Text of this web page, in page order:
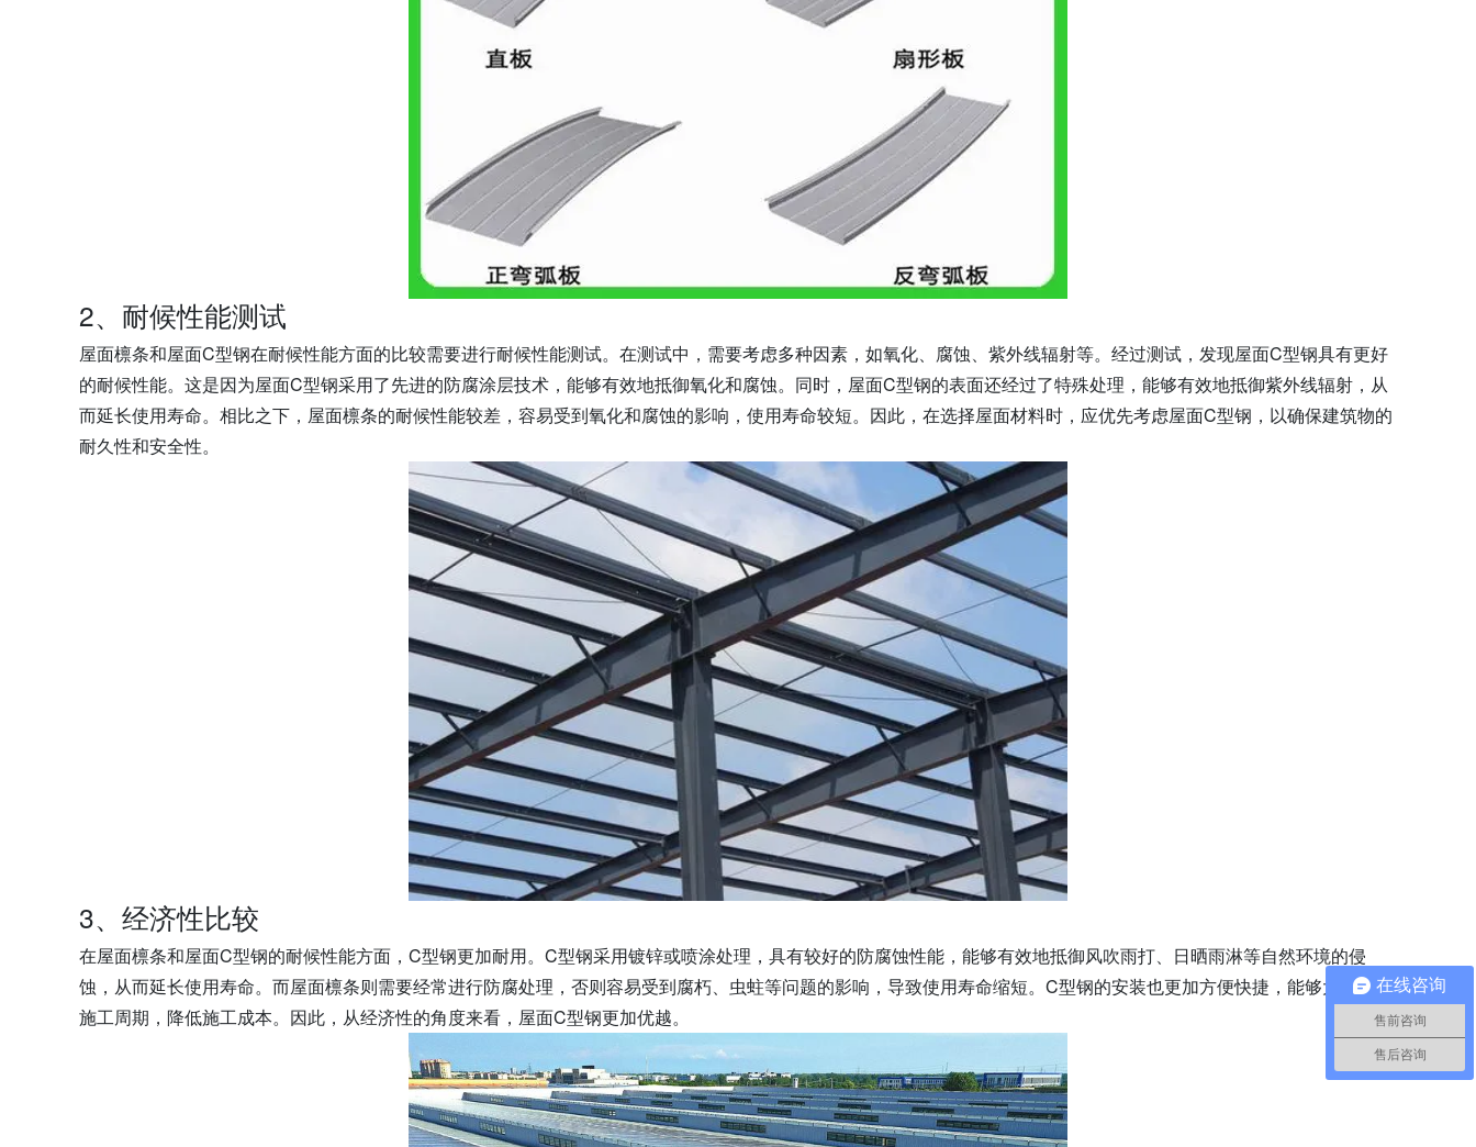
2、耐候性能测试
屋面檩条和屋面C型钢在耐候性能方面的比较需要进行耐候性能测试。在测试中，需要考虑多种因素，如氧化、腐蚀、紫外线辐射等。经过测试，发现屋面C型钢具有更好
的耐候性能。这是因为屋面C型钢采用了先进的防腐涂层技术，能够有效地抵御氧化和腐蚀。同时，屋面C型钢的表面还经过了特殊处理，能够有效地抵御紫外线辐射，从
而延长使用寿命。相比之下，屋面檩条的耐候性能较差，容易受到氧化和腐蚀的影响，使用寿命较短。因此，在选择屋面材料时，应优先考虑屋面C型钢，以确保建筑物的
耐久性和安全性。
3、经济性比较
在屋面檩条和屋面C型钢的耐候性能方面，C型钢更加耐用。C型钢采用镀锌或喷涂处理，具有较好的防腐蚀性能，能够有效地抵御风吹雨打、日晒雨淋等自然环境的侵
蚀，从而延长使用寿命。而屋面檩条则需要经常进行防腐处理，否则容易受到腐朽、虫蛀等问题的影响，导致使用寿命缩短。C型钢的安装也更加方便快捷，能够大大缩短
施工周期，降低施工成本。因此，从经济性的角度来看，屋面C型钢更加优越。
在线咨询
售前咨询
售后咨询